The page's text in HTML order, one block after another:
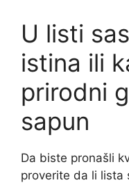
U listi
istina ili
prirodni
sapun
Da biste pronašli
proverite da li lista